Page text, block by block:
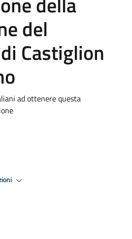
del
Castiglion
ad ottenere questa